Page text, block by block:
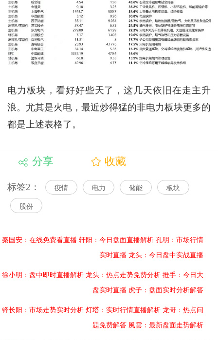
电力板块，看好好些天了，这几天依旧在走主升
浪。尤其是火电，最近炒得猛的非电力板块更多的
都是上述表格了。
分享 收藏
标签2： 疫情 电力 储能 板块
股份
秦国安：在线免费看直播 轩阳：今日盘面直播解析 孔明：市场行情
实时直播 龙头：今日盘中实战直播
徐小明：盘中即时直播解析 龙头：热点走势免费分析 推手：今日大
盘实时直播 虎子：盘面实时分析解答
锋长阳：市场走势实时分析 灯塔：实时行情直播解析 龙哥：热点问
题免费解答 風雲：最新盘面走势解析